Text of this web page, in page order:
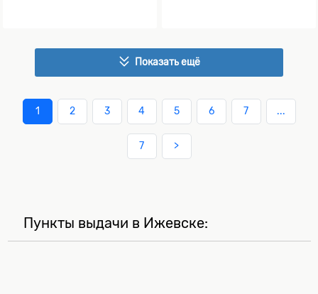
Показать ещё
1 2 3 4 5 6 7 ...
7 >
Пункты выдачи в Ижевске: